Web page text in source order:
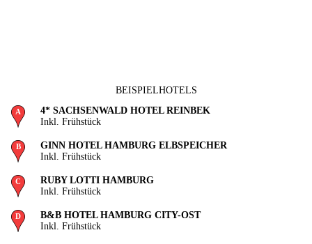
BEISPIELHOTELS
4* SACHSENWALD HOTEL REINBEK
Inkl. Frühstück
GINN HOTEL HAMBURG ELBSPEICHER
Inkl. Frühstück
RUBY LOTTI HAMBURG
Inkl. Frühstück
B&B HOTEL HAMBURG CITY-OST
Inkl. Frühstück